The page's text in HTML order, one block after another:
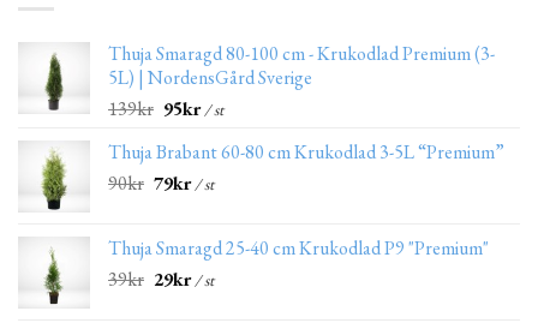
Thuja Smaragd 80-100 cm - Krukodlad Premium (3-
5L) | NordensGård Sverige
139kr 95kr/ st
Thuja Brabant 60-80 cm Krukodlad 3-5L “Premium”
90kr 79kr/ st
Thuja Smaragd 25-40 cm Krukodlad P9 "Premium"
39kr 29kr/ st